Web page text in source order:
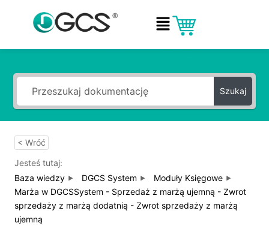
Przeszukaj Bazę wiedzy po
słowach kluczowych
Szukaj
< Wróć
Jesteś tutaj:
Baza wiedzy
DGCS System
Moduły Księgowe
Marża w DGCSSystem - Sprzedaż z marżą ujemną - Zwrot
sprzedaży z marżą dodatnią - Zwrot sprzedaży z marżą
ujemną